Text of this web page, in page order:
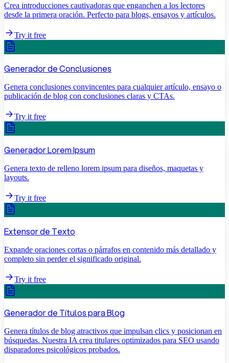
Crea introducciones cautivadoras que enganchen a los lectores
desde la primera oración. Perfecto para blogs, ensayos y artículos.
Try it free
Generador de Conclusiones
Genera conclusiones convincentes para cualquier artículo, ensayo o
publicación de blog con conclusiones claras y CTAs.
Try it free
Generador Lorem Ipsum
Genera texto de relleno lorem ipsum para diseños, maquetas y
layouts.
Try it free
Extensor de Texto
Expande oraciones cortas o párrafos en contenido más detallado y
completo sin perder el significado original.
Try it free
Generador de Títulos para Blog
Genera títulos de blog atractivos que impulsan clics y posicionan en
búsquedas. Nuestra IA crea titulares optimizados para SEO usando
disparadores psicológicos probados.